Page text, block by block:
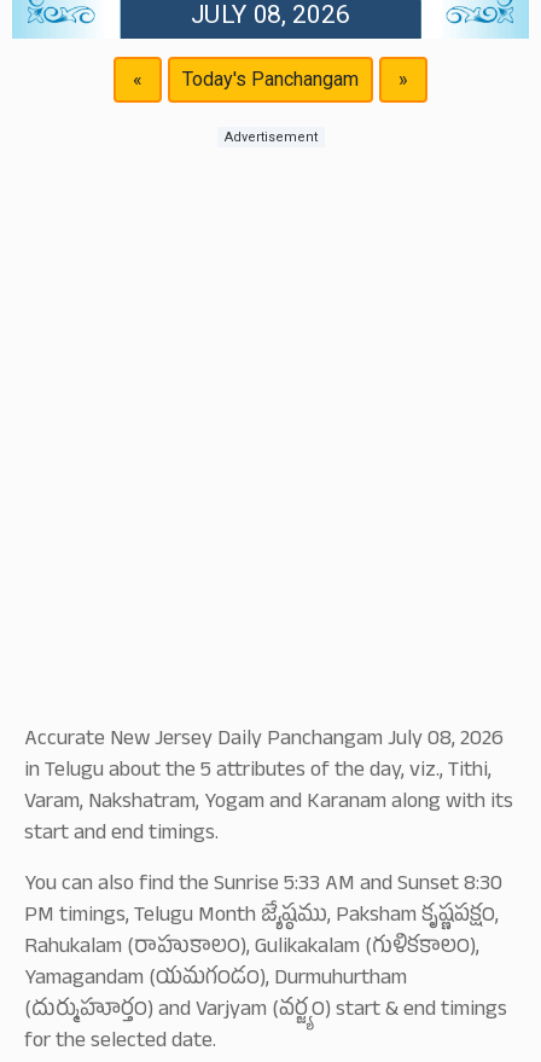
JULY 08, 2026
« Today's Panchangam »
Advertisement
Accurate New Jersey Daily Panchangam July 08, 2026
in Telugu about the 5 attributes of the day, viz., Tithi,
Varam, Nakshatram, Yogam and Karanam along with its
start and end timings.
You can also find the Sunrise 5:33 AM and Sunset 8:30
PM timings, Telugu Month జ్యేష్ఠము, Paksham కృష్ణపక్షం,
Rahukalam (రాహుకాలం), Gulikakalam (గుళికకాలం),
Yamagandam (యమగండం), Durmuhurtham
(దుర్ముహూర్తం) and Varjyam (వర్జ్యం) start & end timings
for the selected date.